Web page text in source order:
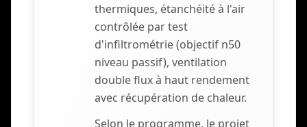
thermiques, étanchéité à l'air
contrôlée par test
d'infiltrométrie (objectif n50
niveau passif), ventilation
double flux à haut rendement
avec récupération de chaleur.
Selon le programme, le projet